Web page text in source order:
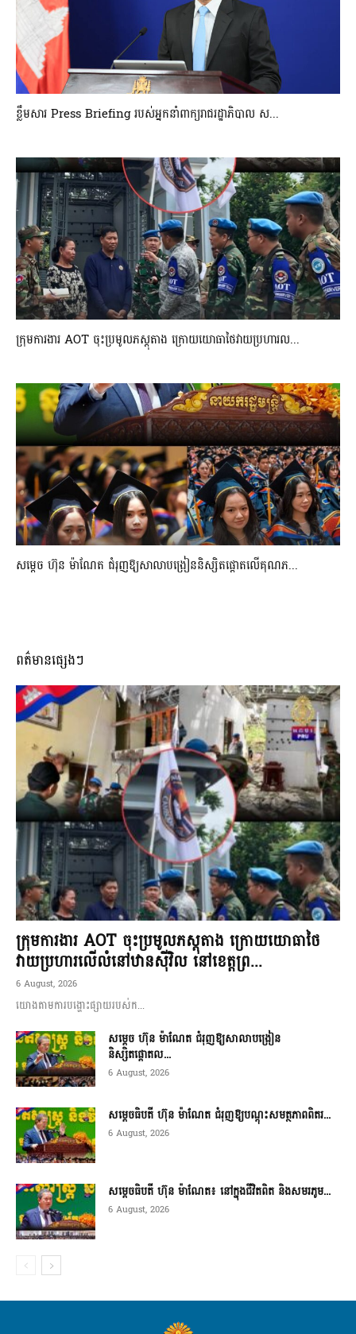
ខ្លឹមសារ Press Briefing របស់អ្នកនាំពាក្យរាជរដ្ឋាភិបាល ស...
ក្រុមការងារ AOT ចុះប្រមូលភស្តុតាង ក្រោយយោធាថៃវាយប្រហារល...
សម្តេច ហ៊ុន ម៉ាណែត ជំរុញឱ្យសាលាបង្រៀននិស្សិតផ្តោតលើគុណភ...
ពត៌មានផ្សេងៗ
ក្រុមការងារ AOT ចុះប្រមូលភស្តុតាង ក្រោយយោធាថៃ
វាយប្រហារលើលំនៅឋានស៊ីវិល នៅខេត្តព្រ...
6 August, 2026
យោងតាមការបង្ហោះផ្សាយរបស់ក...
សម្តេច ហ៊ុន ម៉ាណែត ជំរុញឱ្យសាលាបង្រៀន
និស្សិតផ្តោតល...
6 August, 2026
សម្តេចធិបតី ហ៊ុន ម៉ាណែត ជំរុញឱ្យបណ្តុះសមត្ថភាពពិតរ...
6 August, 2026
សម្តេចធិបតី ហ៊ុន ម៉ាណែត៖ នៅក្នុងជីវិតពិត និងសមរភូម...
6 August, 2026